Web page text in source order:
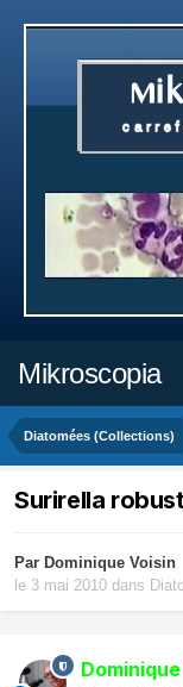
Mikroscopia
Diatomées (Collections)
Surirella
Par Dominique Voisin
le 3 mai 2010 dans